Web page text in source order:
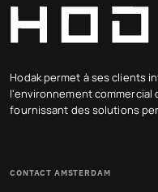
Hodak permet à ses clients
l'environnement commercial
fournissant des solutions
CONTACT AMSTERDAM